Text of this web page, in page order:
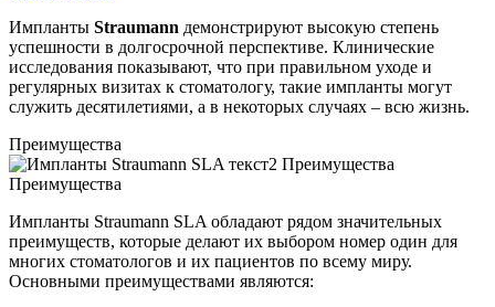
Импланты Straumann демонстрируют высокую степень
успешности в долгосрочной перспективе. Клинические
исследования показывают, что при правильном уходе и
регулярных визитах к стоматологу, такие импланты могут
служить десятилетиями, а в некоторых случаях – всю жизнь.
Преимущества
Преимущества
Импланты Straumann SLA обладают рядом значительных
преимуществ, которые делают их выбором номер один для
многих стоматологов и их пациентов по всему миру.
Основными преимуществами являются: